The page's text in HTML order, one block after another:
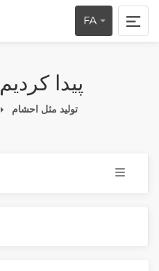
FA
پیدا کردیم 0 لیست تبلیغات
تولید مثل احشام